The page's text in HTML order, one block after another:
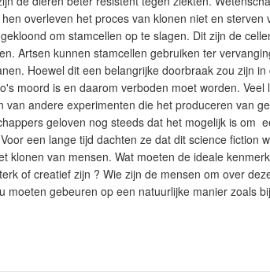
overleven het proces van klonen niet en
om stamcellen op te slagen. Dit zijn de
Artsen kunnen stamcellen gebruiken ter
Hoewel dit een belangrijke doorbraak zou zijn
moord is en daarom verboden moet worden.
van andere experimenten die het produceren van
geloven nog steeds dat het mogelijk is om
een lange tijd dachten ze dat dit science fiction
klonen van mensen. Wat moeten de ideale
of creatief zijn ? Wie zijn de mensen om over
moeten gebeuren op een natuurlijke manier zoals